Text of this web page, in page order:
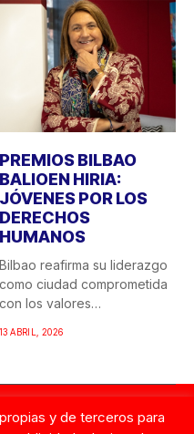
PREMIOS BILBAO
BALIOEN HIRIA:
JÓVENES POR LOS
DERECHOS
HUMANOS
Bilbao reafirma su liderazgo
como ciudad comprometida
con los valores
13 ABRIL, 2026
de Mujer.
y de terceros para